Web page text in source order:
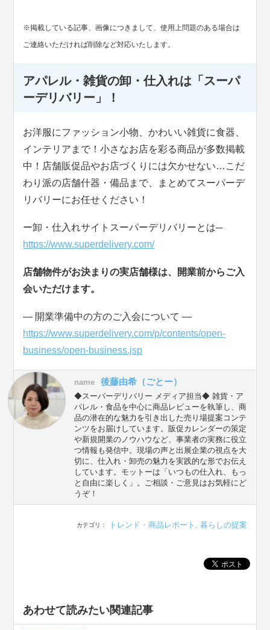
※掲載している記事、画像につきまして、使用上問題のある場合は
ご連絡いただければ削除など対応いたします。
アパレル・雑貨の卸・仕入れは「スーパ
ーデリバリー」！
お洋服にファッション小物、かわいい雑貨に食器、
インテリアまで！小さなお店を彩る商品が多数掲載
中！店舗販促品やお店づくりには欠かせない…こだ
わり派の店舗什器・備品まで、まとめてスーパーデ
リバリーにお任せください！
ー卸・仕入れサイトスーパーデリバリーとは─
https://www.superdelivery.com/
店舗物件がお決まりの実店舗様は、開業前からご入
会いただけます。
― 開業準備中の方のご入会について ―
https://www.superdelivery.com/p/contents/open-
business/open-business.jsp
name 後藤由希（ごとー）
◆スーパーデリバリー メディア担当◆ 雑貨・ア
パレル・食品を中心に商品レビューを執筆し、商
品の潜在的な魅力を引き出した売り場提案コンテ
ンツをお届けしています。販促カレンダーの策定
や新規開業のノウハウなど、事業者の実務に役立
つ情報も発信中。現場の声と出展企業の視点を大
切に、仕入れ・卸売の魅力を実践的な形でお伝え
しています。モットーは「いつもの仕入れ、もっ
と自由に楽しく」。ご相談・ご意見はお気軽にど
うぞ！
カテゴリ： トレンド・商品レポート 暮らしの提案
あわせて読みたい関連記事